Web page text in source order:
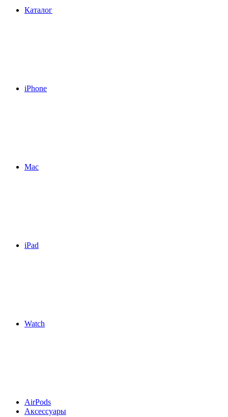
Каталог
iPhone
Mac
iPad
Watch
AirPods
Аксессуары